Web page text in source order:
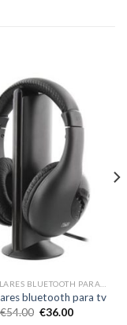
bluetooth para tv
€54.00 €36.00